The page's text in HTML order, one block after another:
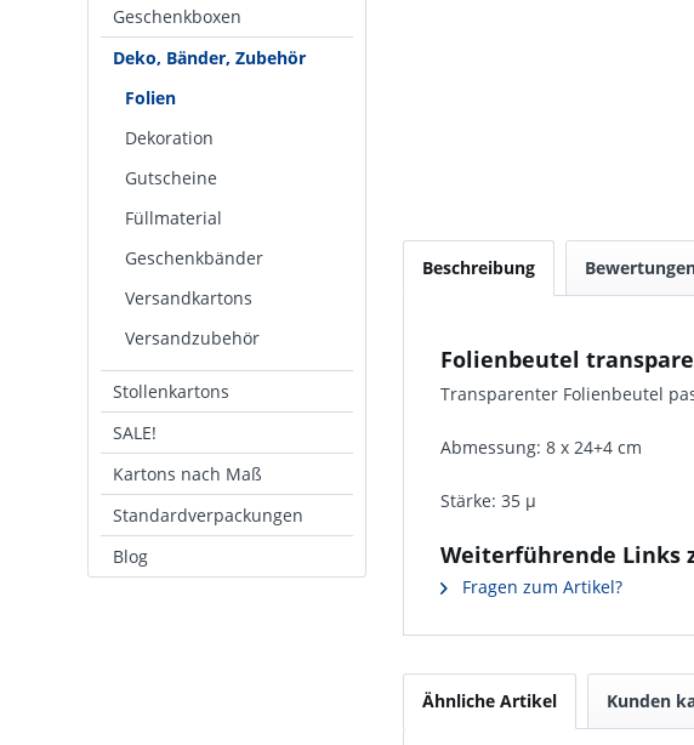
Geschenkboxen
Deko, Bänder, Zubehör
Folien
Dekoration
Gutscheine
Füllmaterial
Geschenkbänder
Versandkartons
Versandzubehör
Stollenkartons
SALE!
Kartons nach Maß
Standardverpackungen
Blog
Beschreibung
Folienbeutel
Transparenter Folienbeutel
Abmessung: 8 x 24+4 cm
Stärke: 35 µ
Weiterführende Links
Fragen zum Artikel?
Ähnliche Artikel Kunden